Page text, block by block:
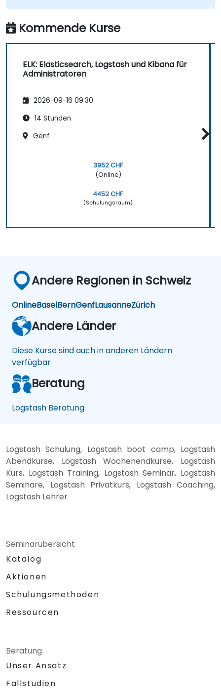
Kommende Kurse
ELK: Elasticsearch, Logstash und Kibana für
Administratoren
2026-09-16 09:30
14 Stunden
Genf
3952 CHF
(Online)
4452 CHF
(Schulungsraum)
Andere Regionen in Schweiz
OnlineBaselBernGenfLausanneZürich
Andere Länder
Diese Kurse sind auch in anderen Ländern
verfügbar
Beratung
Logstash Beratung
Logstash Schulung, Logstash boot camp, Logstash
Abendkurse, Logstash Wochenendkurse, Logstash
Kurs, Logstash Training, Logstash Seminar, Logstash
Seminare, Logstash Privatkurs, Logstash Coaching,
Logstash Lehrer
Seminarübersicht
Katalog
Aktionen
Schulungsmethoden
Ressourcen
Beratung
Unser Ansatz
Fallstudien